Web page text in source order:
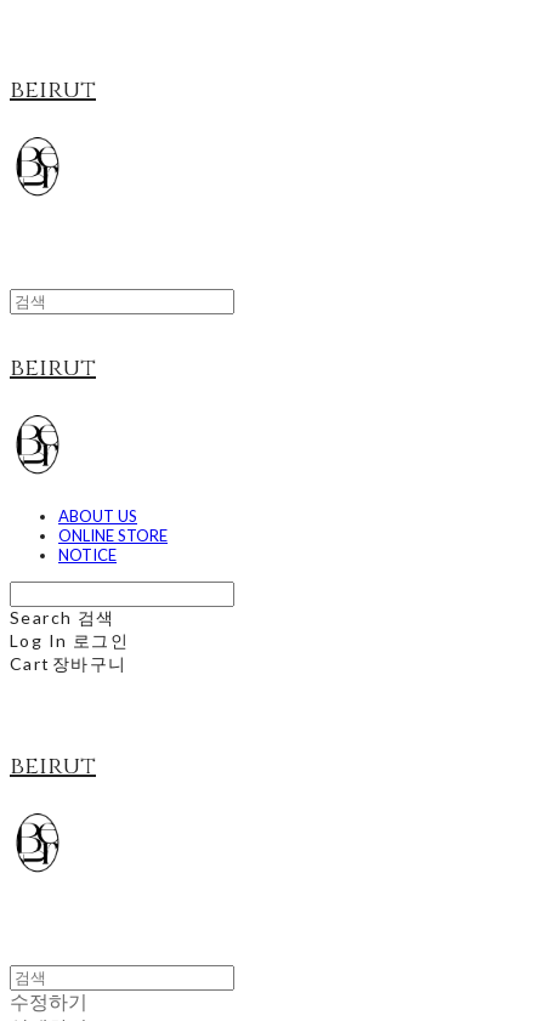
beirut
beirut
ABOUT US
ONLINE STORE
NOTICE
Search 검색
Log In 로그인
Cart 장바구니
beirut
수정하기